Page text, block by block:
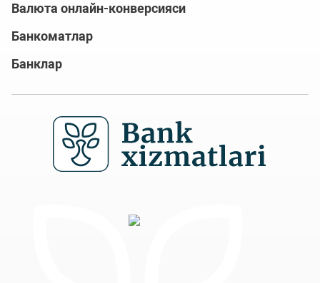
Валюта онлайн-конверсияси
Банкоматлар
Банклар